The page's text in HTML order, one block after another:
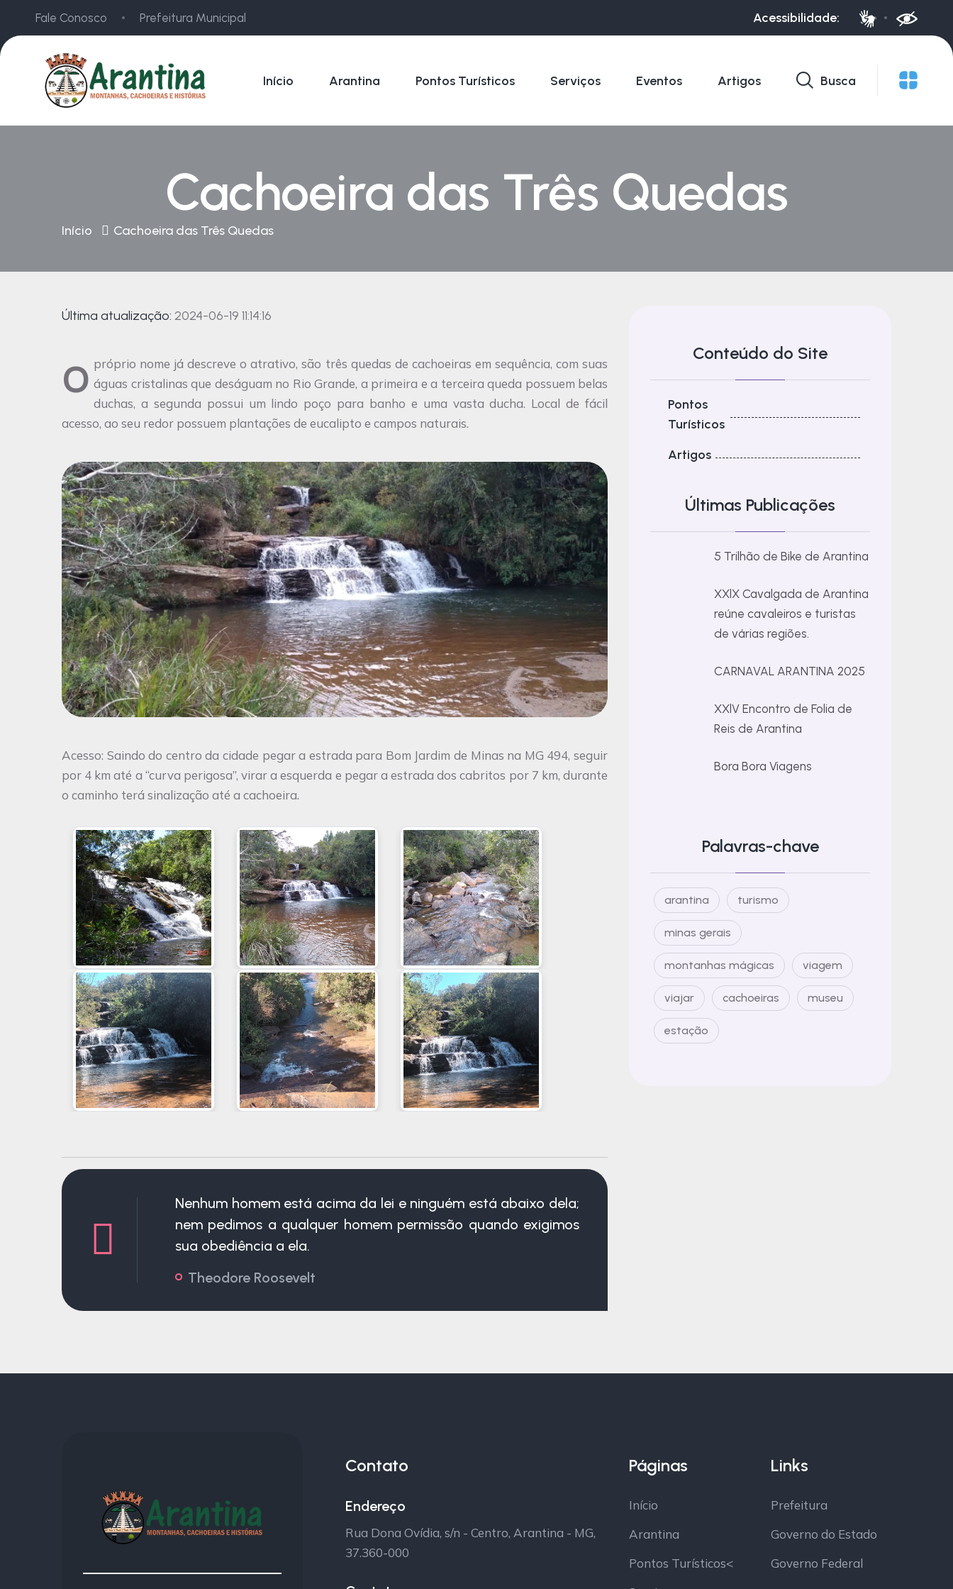
Fale Conosco Prefeitura Municipal Acessibilidade:
Início Arantina Pontos Turísticos Serviços Eventos Artigos Busca
Cachoeira das Três Quedas
Início Cachoeira das Três Quedas
Última atualização: 2024-06-19 11:14:16
O próprio nome já descreve o atrativo, são três quedas de cachoeiras em sequência, com suas águas cristalinas que deságuam no Rio Grande, a primeira e a terceira queda possuem belas
duchas, a segunda possui um lindo poço para banho e uma vasta ducha. Local de fácil
acesso, ao seu redor possuem plantações de eucalipto e campos naturais.
Acesso: Saindo do centro da cidade pegar a estrada para Bom Jardim de Minas na MG 494, seguir
por 4 km até a “curva perigosa”, virar a esquerda e pegar a estrada dos cabritos por 7 km, durante
o caminho terá sinalização até a cachoeira.
Nenhum homem está acima da lei e ninguém está abaixo dela;
nem pedimos a qualquer homem permissão quando exigimos
sua obediência a ela.
Theodore Roosevelt
Conteúdo do Site
Pontos
Turísticos
Artigos
Últimas Publicações
5 Trilhão de Bike de Arantina
XXlX Cavalgada de Arantina
reúne cavaleiros e turistas
de várias regiões.
CARNAVAL ARANTINA 2025
XXlV Encontro de Folia de
Reis de Arantina
Bora Bora Viagens
Palavras-chave
arantina turismo
minas gerais
montanhas mágicas viagem
viajar cachoeiras museu
estação
Contato
Endereço
Rua Dona Ovídia, s/n - Centro, Arantina - MG,
37.360-000
Páginas
Início
Arantina
Pontos Turísticos<
Links
Prefeitura
Governo do Estado
Governo Federal